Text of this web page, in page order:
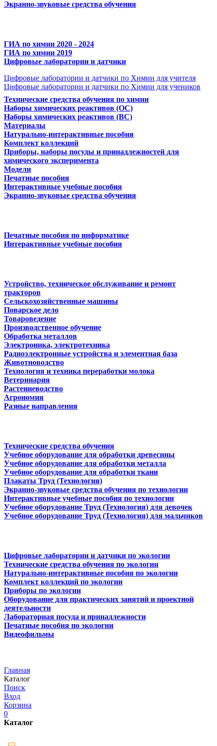
Экранно-звуковые средства обучения
ГИА по химии 2020 - 2024
ГИА по химии 2019
Цифровые лаборатории и датчики
Цифровые лаборатории и датчики по Химии для учителя
Цифровые лаборатории и датчики по Химии для учеников
Технические средства обучения по химии
Наборы химических реактивов (ОС)
Наборы химических реактивов (ВС)
Материалы
Натурально-интерактивные пособия
Комплект коллекций
Приборы, наборы посуды и принадлежностей для
химического эксперимента
Модели
Печатные пособия
Интерактивные учебные пособия
Экранно-звуковые средства обучения
Печатные пособия по информатике
Интерактивные учебные пособия
Устройство, техническое обслуживание и ремонт
тракторов
Сельскохозяйственные машины
Поварское дело
Товароведение
Производственное обучение
Обработка металлов
Электроника, электротехника
Радиоэлектронные устройства и элементная база
Животноводство
Технология и техника переработки молока
Ветеринария
Растениеводство
Агрономия
Разные направления
Технические средства обучения
Учебное оборудование для обработки древесины
Учебное оборудование для обработки металла
Учебное оборудование для обработки ткани
Плакаты Труд (Технология)
Экранно-звуковые средства обучения по технологии
Интерактивные учебные пособия по технологии
Учебное оборудование Труд (Технология) для девочек
Учебное оборудование Труд (Технология) для мальчиков
Цифровые лаборатории и датчики по экологии
Технические средства обучения по экологии
Натурально-интерактивные пособия по экологии
Комплект коллекций по экологии
Приборы по экологии
Оборудование для практических занятий и проектной
деятельности
Лабораторная посуда и принадлежности
Печатные пособия по экологии
Видеофильмы
Главная
Каталог
Поиск
Вход
Корзина
0
Каталог